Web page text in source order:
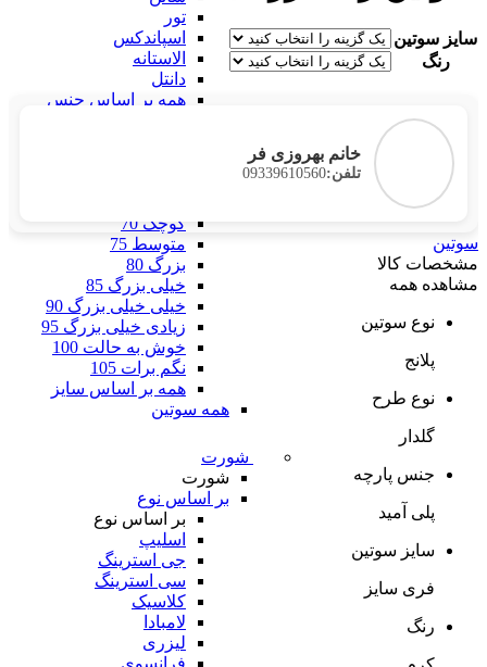
تور
اسپاندکس
الاستانه
دانتل
همه بر اساس جنس
کوچک 70
متوسط 75
بزرگ 80
خیلی بزرگ 85
خیلی خیلی بزرگ 90
زیادی خیلی بزرگ 95
خوش به حالت 100
نگم برات 105
همه بر اساس سایز
همه سوتین
شورت
شورت
بر اساس نوع
بر اساس نوع
اسلیپ
جی استرینگ
سی استرینگ
کلاسیک
لامبادا
لیزری
فرانسوی
سایز سوتین
رنگ
خانم بهروزی فر
تلفن:09339610560
سوتین
مشخصات کالا
مشاهده همه
نوع سوتین
پلانج
نوع طرح
گلدار
جنس پارچه
پلی آمید
سایز سوتین
فری سایز
رنگ